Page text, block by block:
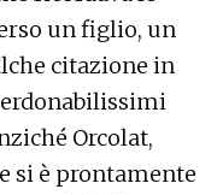
un figlio, un
citazione in
Orcolat,
si è prontamente